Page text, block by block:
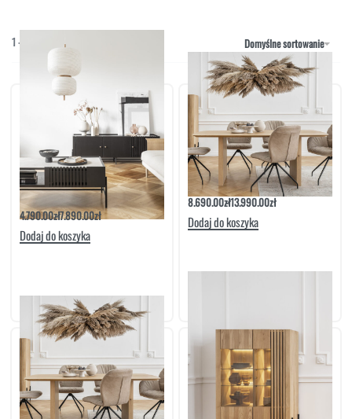
STOŁY
SZAFKI I KOMODY
1 - Domyślne sortowanie
Stolik Kawowy Dębowy 1 S More | Meble
Matkowski
4.790.00zł7.890.00zł
Dodaj do koszyka
Stół Dębowy More | Meble Matkowski
8.690.00zł13.990.00zł
Dodaj do koszyka